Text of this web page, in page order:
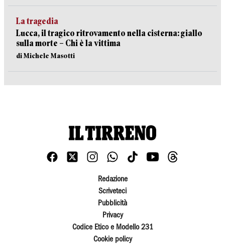
La tragedia
Lucca, il tragico ritrovamento nella cisterna: giallo
sulla morte – Chi è la vittima
di Michele Masotti
Redazione
Scriveteci
Pubblicità
Privacy
Codice Etico e Modello 231
Cookie policy